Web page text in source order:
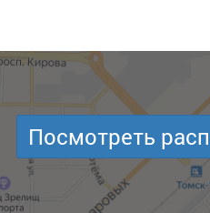
Посмотреть